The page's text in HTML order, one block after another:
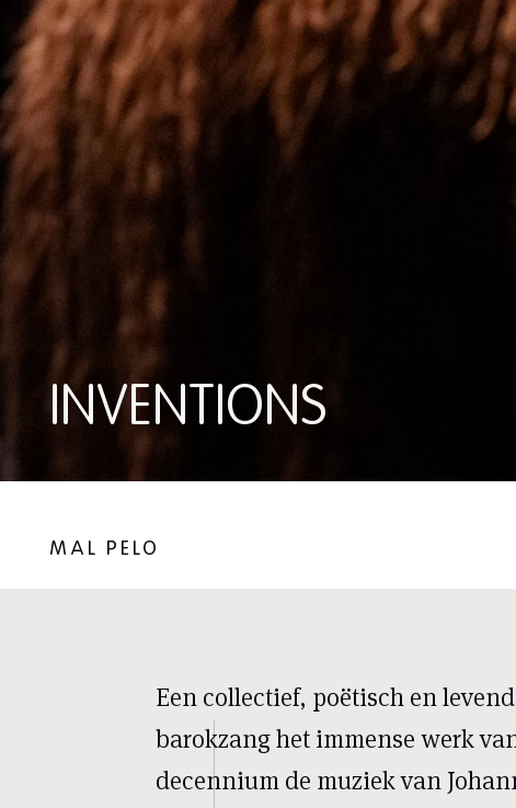
INVENTIONS
INVENTIONS
MAL PELO
Een collectief, poëtisch en
barokzang het immense werk
decennium de muziek van